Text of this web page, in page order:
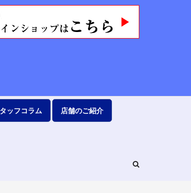
ッフコラム 店舗のご紹介